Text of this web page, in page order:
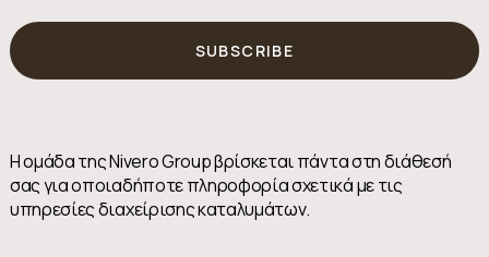
SUBSCRIBE
Η ομάδα της Nivero Group βρίσκεται πάντα στη διάθεσή
σας για οποιαδήποτε πληροφορία σχετικά με τις
υπηρεσίες διαχείρισης καταλυμάτων.